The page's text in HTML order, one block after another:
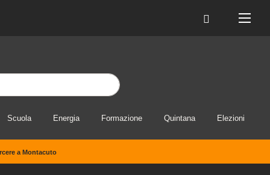
Scuola Energia Formazione Quintana Elezioni
a Montacuto